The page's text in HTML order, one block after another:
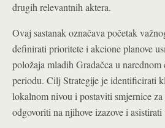
drugih relevantnih aktera.
Ovaj sastanak označava početak
definirati prioritete i akcione planove
položaja mladih Gradačca u narednom
periodu. Cilj Strategije je identificirati
lokalnom nivou i postaviti smjernice
odgovoriti na njihove izazove i